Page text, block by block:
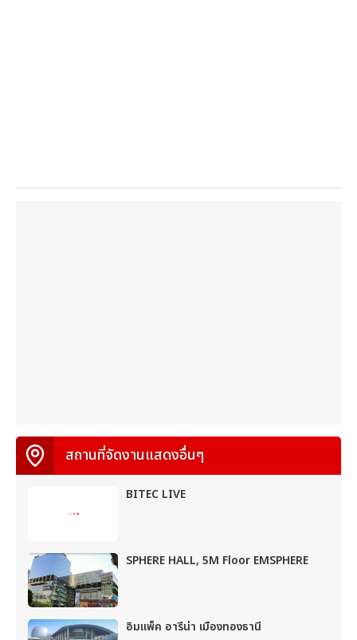
สถานที่จัดงานแสดงอื่นๆ
BITEC LIVE
SPHERE HALL, 5M Floor EMSPHERE
อิมแพ็ค อารีน่า เมืองทองธานี